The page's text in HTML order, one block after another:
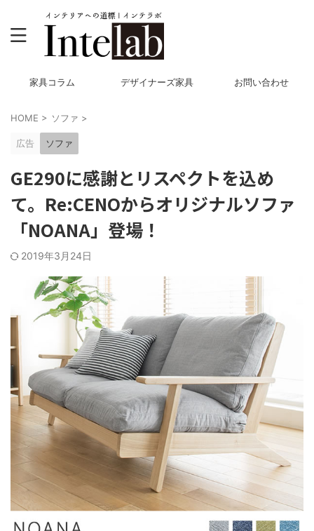
家具コラム デザイナーズ家具 お問い合わせ
HOME > ソファ >
広告 ソファ
GE290に感謝とリスペクトを込め
て。Re:CENOからオリジナルソファ
「NOANA」登場！
2019年3月24日